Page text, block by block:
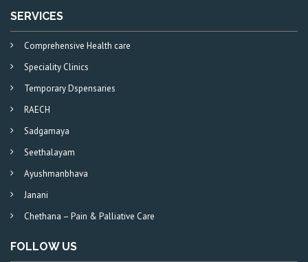
SERVICES
Comprehensive Health care
Speciality Clinics
Temporary Dspensaries
RAECH
Sadgamaya
Seethalayam
Ayushmanbhava
Janani
Chethana – Pain & Palliative Care
FOLLOW US